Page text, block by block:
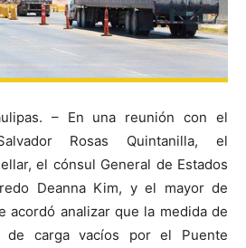
– En una reunión con el
Rosas Quintanilla, el
el cónsul General de Estados
Deanna Kim, y el mayor de
acordó analizar que la medida de
de carga vacíos por el Puente